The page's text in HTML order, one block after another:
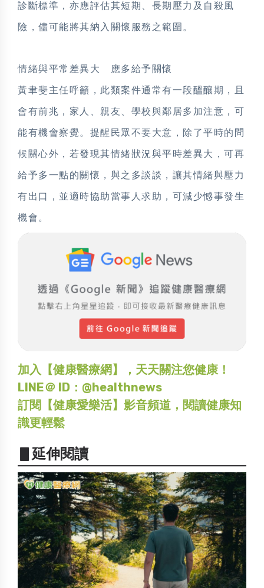
診斷標準，亦應評估其短期、長期壓力及自殺風
險，儘可能將其納入關懷服務之範圍。
情緒與平常差異大 應多給予關懷
黃聿斐主任呼籲，此類案件通常有一段醞釀期，且
會有前兆，家人、親友、學校與鄰居多加注意，可
能有機會察覺。提醒民眾不要大意，除了平時的問
候關心外，若發現其情緒狀況與平時差異大，可再
給予多一點的關懷，與之多談談，讓其情緒與壓力
有出口，並適時協助當事人求助，可減少憾事發生
機會。
加入【健康醫療網】，天天關注您健康！
LINE＠ ID：@healthnews
訂閱【健康愛樂活】影音頻道，閱讀健康知
識更輕鬆
▋延伸閱讀